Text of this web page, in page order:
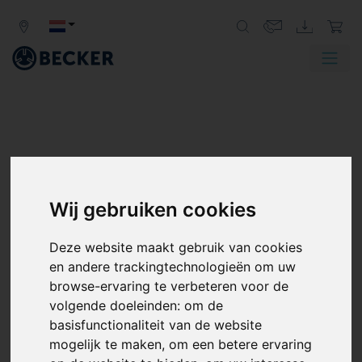
Wij gebruiken cookies
Deze website maakt gebruik van cookies
en andere trackingtechnologieën om uw
browse-ervaring te verbeteren voor de
volgende doeleinden:om de
basisfunctionaliteit van de website
mogelijk te maken,om een betere ervaring